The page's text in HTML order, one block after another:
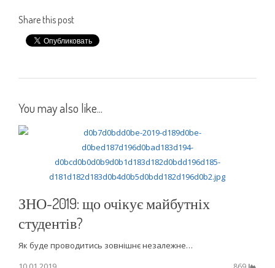
Share this post
You may also like...
ЗНО-2019: що очікує майбутніх
студентів?
Як буде проводитись зовнішнє незалежне…